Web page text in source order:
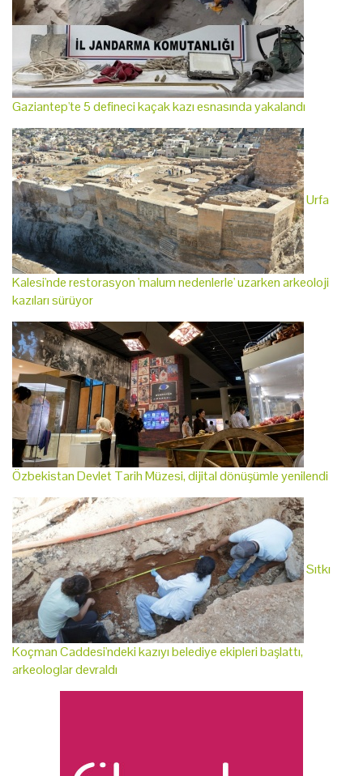
Gaziantep'te 5 defineci kaçak kazı esnasında yakalandı
Urfa
Kalesi'nde restorasyon 'malum nedenlerle' uzarken arkeoloji
kazıları sürüyor
Özbekistan Devlet Tarih Müzesi, dijital dönüşümle yenilendi
Sıtkı
Koçman Caddesi'ndeki kazıyı belediye ekipleri başlattı,
arkeologlar devraldı